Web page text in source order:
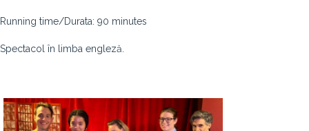
Running time/Durata: 90 minutes
Spectacol în limba engleză.